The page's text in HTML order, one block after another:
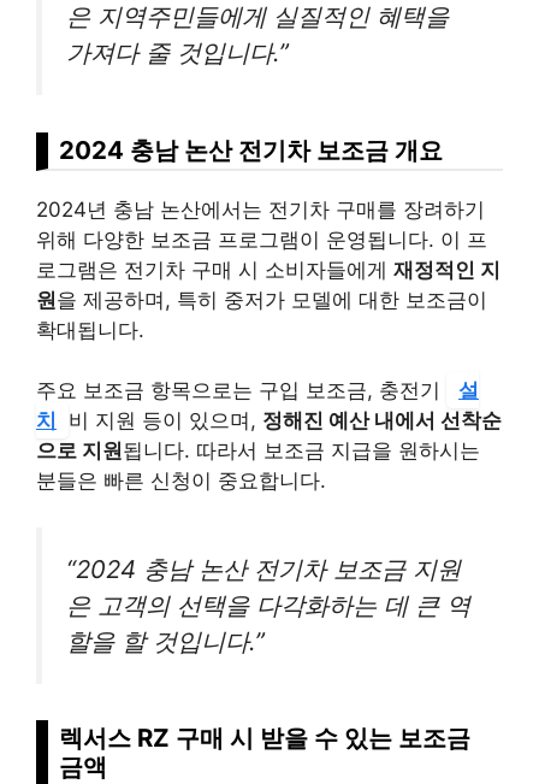
은 지역주민들에게 실질적인 혜택을
가져다 줄 것입니다.”
2024 충남 논산 전기차 보조금 개요
2024년 충남 논산에서는 전기차 구매를 장려하기
위해 다양한 보조금 프로그램이 운영됩니다. 이 프
로그램은 전기차 구매 시 소비자들에게 재정적인 지
원을 제공하며, 특히 중저가 모델에 대한 보조금이
확대됩니다.
주요 보조금 항목으로는 구입 보조금, 충전기
설
치
비 지원 등이 있으며, 정해진 예산 내에서 선착순
으로 지원됩니다. 따라서 보조금 지급을 원하시는
분들은 빠른 신청이 중요합니다.
“2024 충남 논산 전기차 보조금 지원
은 고객의 선택을 다각화하는 데 큰 역
할을 할 것입니다.”
렉서스 RZ 구매 시 받을 수 있는 보조금
금액